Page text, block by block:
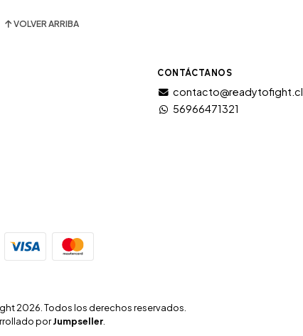
VOLVER ARRIBA
CONTÁCTANOS
contacto@readytofight.cl
56966471321
2026. Todos los derechos reservados.
porJumpseller.